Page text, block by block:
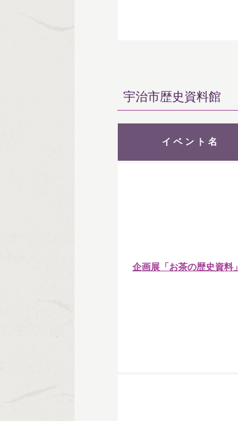
宇治市歴史資料館
イベント名
企画展「お茶の歴史資料」